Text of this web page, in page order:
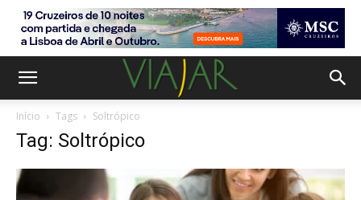
Início Tags Soltrópico
Tag: Soltrópico